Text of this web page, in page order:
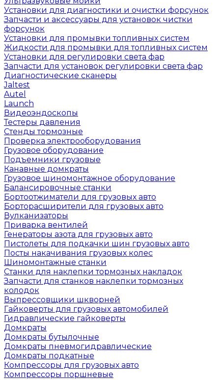
Установки для диагностики и очистки форсунок
Запчасти и аксессуары для установок чистки
форсунок
Установки для промывки топливных систем
Жидкости для промывки для топливных систем
Установки для регулировки света фар
Запчасти для установок регулировки света фар
Диагностические сканеры
Jaltest
Autel
Launch
Видеоэндоскопы
Тестеры давления
Стенды тормозные
Проверка электрооборудования
Грузовое оборудование
Подъемники грузовые
Канавные домкраты
Грузовое шиномонтажное оборудование
Балансировочные станки
Бортоотжиматели для грузовых авто
Борторасширители для грузовых авто
Вулканизаторы
Приварка вентилей
Генераторы азота для грузовых авто
Пистолеты для подкачки шин грузовых авто
Посты накачивания грузовых колес
Шиномонтажные станки
Станки для наклепки тормозных накладок
Запчасти для станков наклепки тормозных
колодок
Выпрессовщики шкворней
Гайковерты для грузовых автомобилей
Гидравлические гайковерты
Домкраты
Домкраты бутылочные
Домкраты пневмогидравлические
Домкраты подкатные
Компрессоры для грузовых авто
Компрессоры поршневые